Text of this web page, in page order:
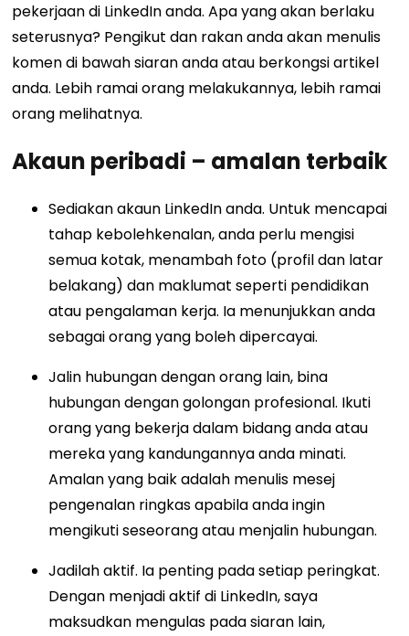
pekerjaan di LinkedIn anda. Apa yang akan berlaku
seterusnya? Pengikut dan rakan anda akan menulis
komen di bawah siaran anda atau berkongsi artikel
anda. Lebih ramai orang melakukannya, lebih ramai
orang melihatnya.
Akaun peribadi – amalan terbaik
Sediakan akaun LinkedIn anda. Untuk mencapai
tahap kebolehkenalan, anda perlu mengisi
semua kotak, menambah foto (profil dan latar
belakang) dan maklumat seperti pendidikan
atau pengalaman kerja. Ia menunjukkan anda
sebagai orang yang boleh dipercayai.
Jalin hubungan dengan orang lain, bina
hubungan dengan golongan profesional. Ikuti
orang yang bekerja dalam bidang anda atau
mereka yang kandungannya anda minati.
Amalan yang baik adalah menulis mesej
pengenalan ringkas apabila anda ingin
mengikuti seseorang atau menjalin hubungan.
Jadilah aktif. Ia penting pada setiap peringkat.
Dengan menjadi aktif di LinkedIn, saya
maksudkan mengulas pada siaran lain,